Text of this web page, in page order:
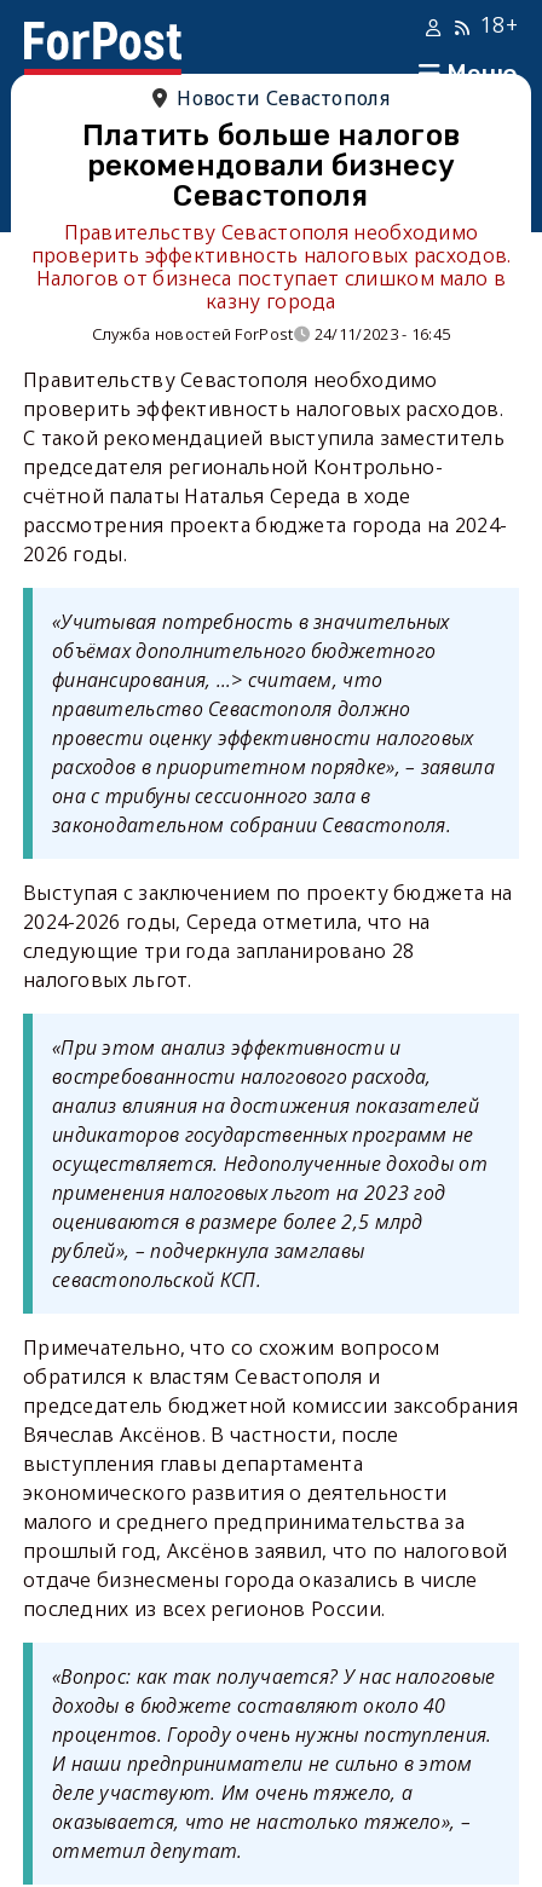
Меню
18+
Новости Севастополя
Платить больше налогов
рекомендовали бизнесу
Севастополя
Правительству Севастополя необходимо
проверить эффективность налоговых расходов.
Налогов от бизнеса поступает слишком мало в
казну города
Служба новостей ForPost 24/11/2023 - 16:45
Правительству Севастополя необходимо
проверить эффективность налоговых расходов.
С такой рекомендацией выступила заместитель
председателя региональной Контрольно-
счётной палаты Наталья Середа в ходе
рассмотрения проекта бюджета города на 2024-
2026 годы.
«Учитывая потребность в значительных
объёмах дополнительного бюджетного
финансирования, …> считаем, что
правительство Севастополя должно
провести оценку эффективности налоговых
расходов в приоритетном порядке», – заявила
она с трибуны сессионного зала в
законодательном собрании Севастополя.
Выступая с заключением по проекту бюджета на
2024-2026 годы, Середа отметила, что на
следующие три года запланировано 28
налоговых льгот.
«При этом анализ эффективности и
востребованности налогового расхода,
анализ влияния на достижения показателей
индикаторов государственных программ не
осуществляется. Недополученные доходы от
применения налоговых льгот на 2023 год
оцениваются в размере более 2,5 млрд
рублей», – подчеркнула замглавы
севастопольской КСП.
Примечательно, что со схожим вопросом
обратился к властям Севастополя и
председатель бюджетной комиссии заксобрания
Вячеслав Аксёнов. В частности, после
выступления главы департамента
экономического развития о деятельности
малого и среднего предпринимательства за
прошлый год, Аксёнов заявил, что по налоговой
отдаче бизнесмены города оказались в числе
последних из всех регионов России.
«Вопрос: как так получается? У нас налоговые
доходы в бюджете составляют около 40
процентов. Городу очень нужны поступления.
И наши предприниматели не сильно в этом
деле участвуют. Им очень тяжело, а
оказывается, что не настолько тяжело», –
отметил депутат.